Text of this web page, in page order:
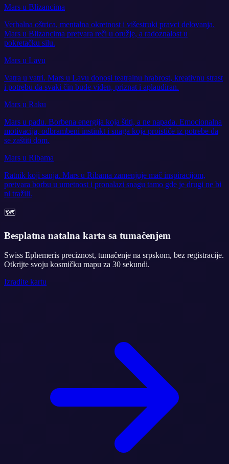
Mars u Blizancima
Verbalna oštrica, mentalna okretnost i višestruki pravci delovanja.
Mars u Blizancima pretvara reči u oružje, a radoznalost u
pokretačku silu.
Mars u Lavu
Vatra u vatri. Mars u Lavu donosi teatralnu hrabrost, kreativnu strast
i potrebu da svaki čin bude viđen, priznat i aplaudiran.
Mars u Raku
Mars u padu. Borbena energija koja štiti, a ne napada. Emocionalna
motivacija, odbrambeni instinkt i snaga koja proističe iz potrebe da
se zaštiti dom.
Mars u Ribama
Ratnik koji sanja. Mars u Ribama zamenjuje mač inspiracijom,
pretvara borbu u umetnost i pronalazi snagu tamo gde je drugi ne bi
ni tražili.
🗺️
Besplatna natalna karta sa tumačenjem
Swiss Ephemeris preciznost, tumačenje na srpskom, bez registracije.
Otkrijte svoju kosmičku mapu za 30 sekundi.
Izradite kartu